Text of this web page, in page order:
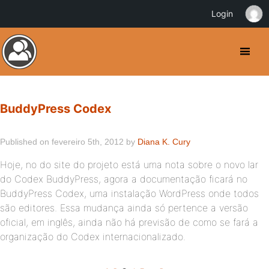
BuddyPress Codex
Published on fevereiro 5th, 2012 by Diana K. Cury
Hoje, no do site do projeto está uma nota sobre o novo lar
do Codex BuddyPress, agora a documentação ficará no
BuddyPress Codex, uma instalação WordPress onde todos
são editores. Essa mudança ainda só pertence a versão
oficial, em inglês, ainda não há previsão de como se fará a
organização do Codex internacionalizado.
Login